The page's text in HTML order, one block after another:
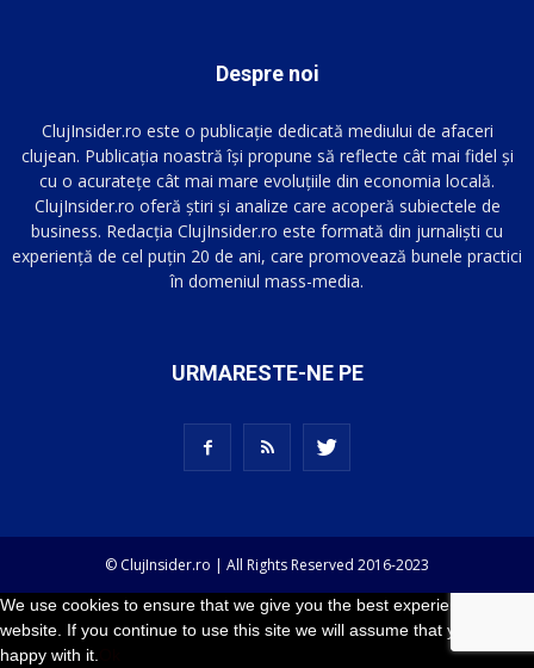
Despre noi
ClujInsider.ro este o publicație dedicată mediului de afaceri
clujean. Publicația noastră își propune să reflecte cât mai fidel și
cu o acuratețe cât mai mare evoluțiile din economia locală.
ClujInsider.ro oferă știri și analize care acoperă subiectele de
business. Redacția ClujInsider.ro este formată din jurnaliști cu
experiență de cel puțin 20 de ani, care promovează bunele practici
în domeniul mass-media.
URMARESTE-NE PE
© ClujInsider.ro | All Rights Reserved 2016-2023
We use cookies to ensure that we give you the best experience on our
website. If you continue to use this site we will assume that you are
happy with it.